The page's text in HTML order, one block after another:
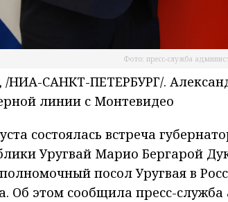
Фото: пресс-служба
/НИА-САНКТ-ПЕТЕРБУРГ/.
линии с Монтевидео
состоялась встреча
Уругвай Марио Бергарой
посол Уругвая в
Об этом сообщила пресс-